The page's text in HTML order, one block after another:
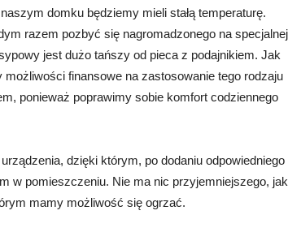
domku będziemy mieli stałą temperaturę.
razem pozbyć się nagromadzonego na specjalnej
jest dużo tańszy od pieca z podajnikiem. Jak
możliwości finansowe na zastosowanie tego rodzaju
ponieważ poprawimy sobie komfort codziennego
dzięki którym, po dodaniu odpowiedniego
w pomieszczeniu. Nie ma nic przyjemniejszego, jak
mamy możliwość się ogrzać.